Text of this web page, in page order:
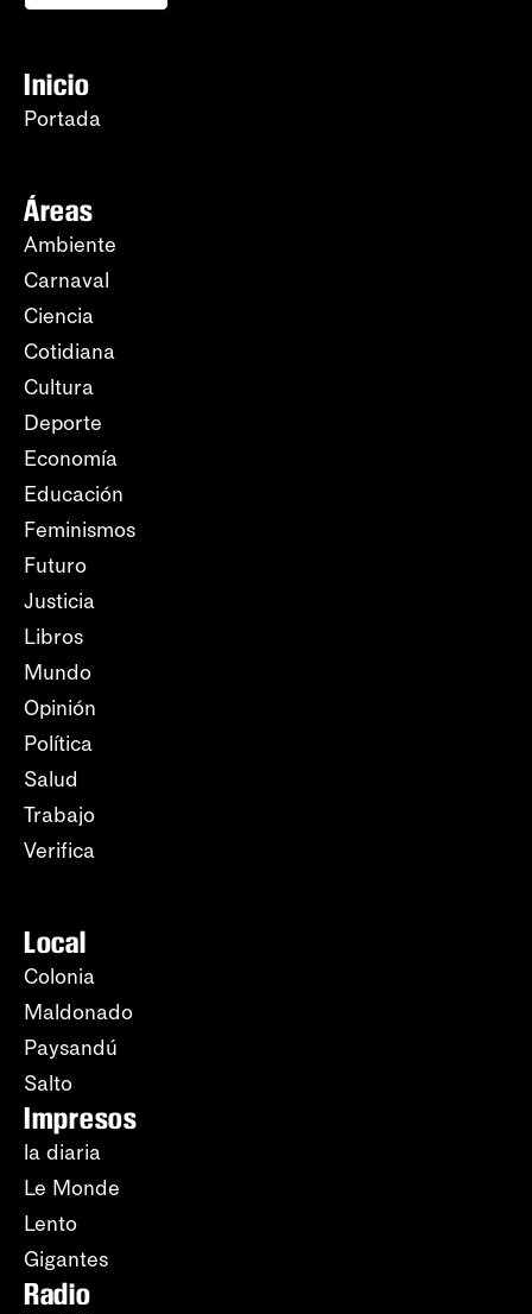
Inicio
Portada
Áreas
Ambiente
Carnaval
Ciencia
Cotidiana
Cultura
Deporte
Economía
Educación
Feminismos
Futuro
Justicia
Libros
Mundo
Opinión
Política
Salud
Trabajo
Verifica
Local
Colonia
Maldonado
Paysandú
Salto
Impresos
la diaria
Le Monde
Lento
Gigantes
Radio